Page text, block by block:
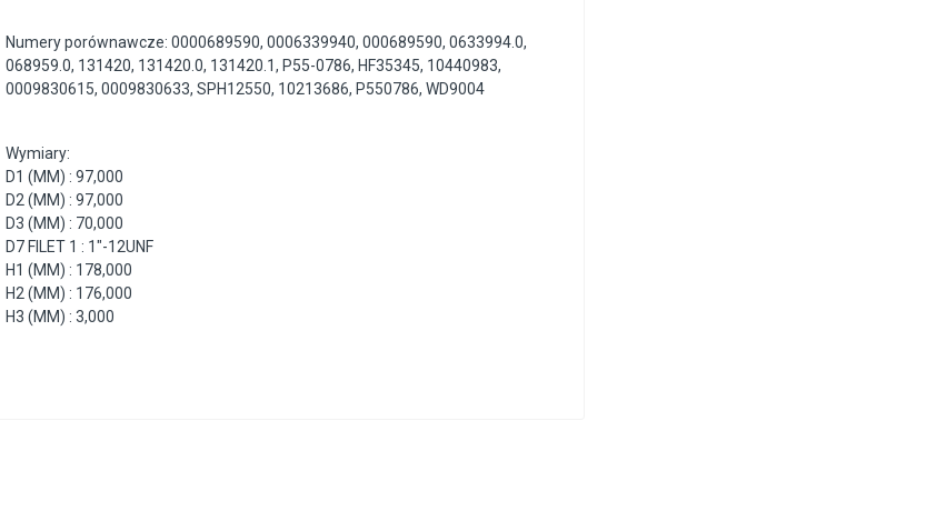
Numery porównawcze: 0000689590, 0006339940, 000689590, 0633994.0,
068959.0, 131420, 131420.0, 131420.1, P55-0786, HF35345, 10440983,
0009830615, 0009830633, SPH12550, 10213686, P550786, WD9004
Wymiary:
D1 (MM) : 97,000
D2 (MM) : 97,000
D3 (MM) : 70,000
D7 FILET 1 : 1"-12UNF
H1 (MM) : 178,000
H2 (MM) : 176,000
H3 (MM) : 3,000